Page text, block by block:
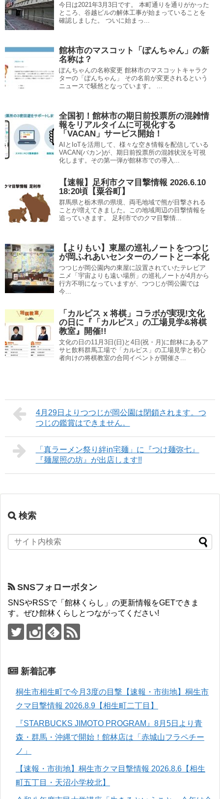
今日は2021年3月3日です。 本町通りを通りがかった
ところ、谷越ビルの解体工事が始まっていることを
確認しました。 ついに始まっ...
館林市のマスコット「ぽんちゃん」の新
名称は？
ぽんちゃんの名称変更 館林市のマスコットキャラク
ターの「ぽんちゃん」 その名前が変更されるという
ニュースで騒然となっています。 ...
全国初！館林市の期日前投票所の混雑情
報をリアルタイムに可視化する
「VACAN」サービス開始！
AIとIoTを活用して、様々な空き情報を配信している
VACAN(バカン)が、期日前投票所の混雑状況を可視
化します。その第一弾が館林市での導入...
【速報】足利市クマ目撃情報 2026.6.10
18:20頃【粟谷町】
群馬県と栃木県の県境、両毛地域で熊が目撃される
ことが増えてきました。この地域周辺の目撃情報を
追っていきます。 足利市でのクマ目撃情...
【よりもい】東屋の巡礼ノートをつつじ
が岡ふれあいセンターのノートと一本化
つつじが岡公園内の東屋に設置されていたテレビア
ニメ「宇宙よりも遠い場所」の巡礼ノートが4月から
行方不明になっていますが、つつじが岡公園では
今...
「カルピス x 将棋」コラボが実現!文化
の日に『「カルピス」の工場見学&将棋
教室』開催!!
文化の日の11月3日(日)と4日(祝・月)に館林にあるア
サヒ飲料群馬工場で「カルピス」の工場見学と初心
者向けの将棋教室の合同イベントが開催さ...
4月29日よりつつじが岡公園は閉鎖されます。つ
つじの鑑賞はできません。
「真ラーメン祭り絆in宅麺」に『つけ麺弥七』
『麺屋照の坊』が出店します!!
検索
SNSフォローボタン
SNSやRSSで「館林くらし」の更新情報をGETできま
す。ぜひ館林くらしとつながってください!
新着記事
桐生市相生町で今月3度の目撃【速報・市街地】桐生市
クマ目撃情報 2026.8.9【相生町二丁目】
『STARBUCKS JIMOTO PROGRAM』8月5日より青
森・群馬・沖縄で開始！館林店は「赤城山フラペチー
ノ」
【速報・市街地】桐生市クマ目撃情報 2026.8.6【相生
町五丁目・天沼小学校北】